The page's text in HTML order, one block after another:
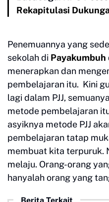
Rekapitulasi
Penemuannya yang
sekolah di Payakumbuh
menerapkan dan
pembelajaran itu. Kini
lagi dalam PJJ,
metode pembelajaran
asyiknya metode PJJ
pembelajaran tatap
membuat kita terpuruk.
melaju. Orang-orang
hanyalah orang yang